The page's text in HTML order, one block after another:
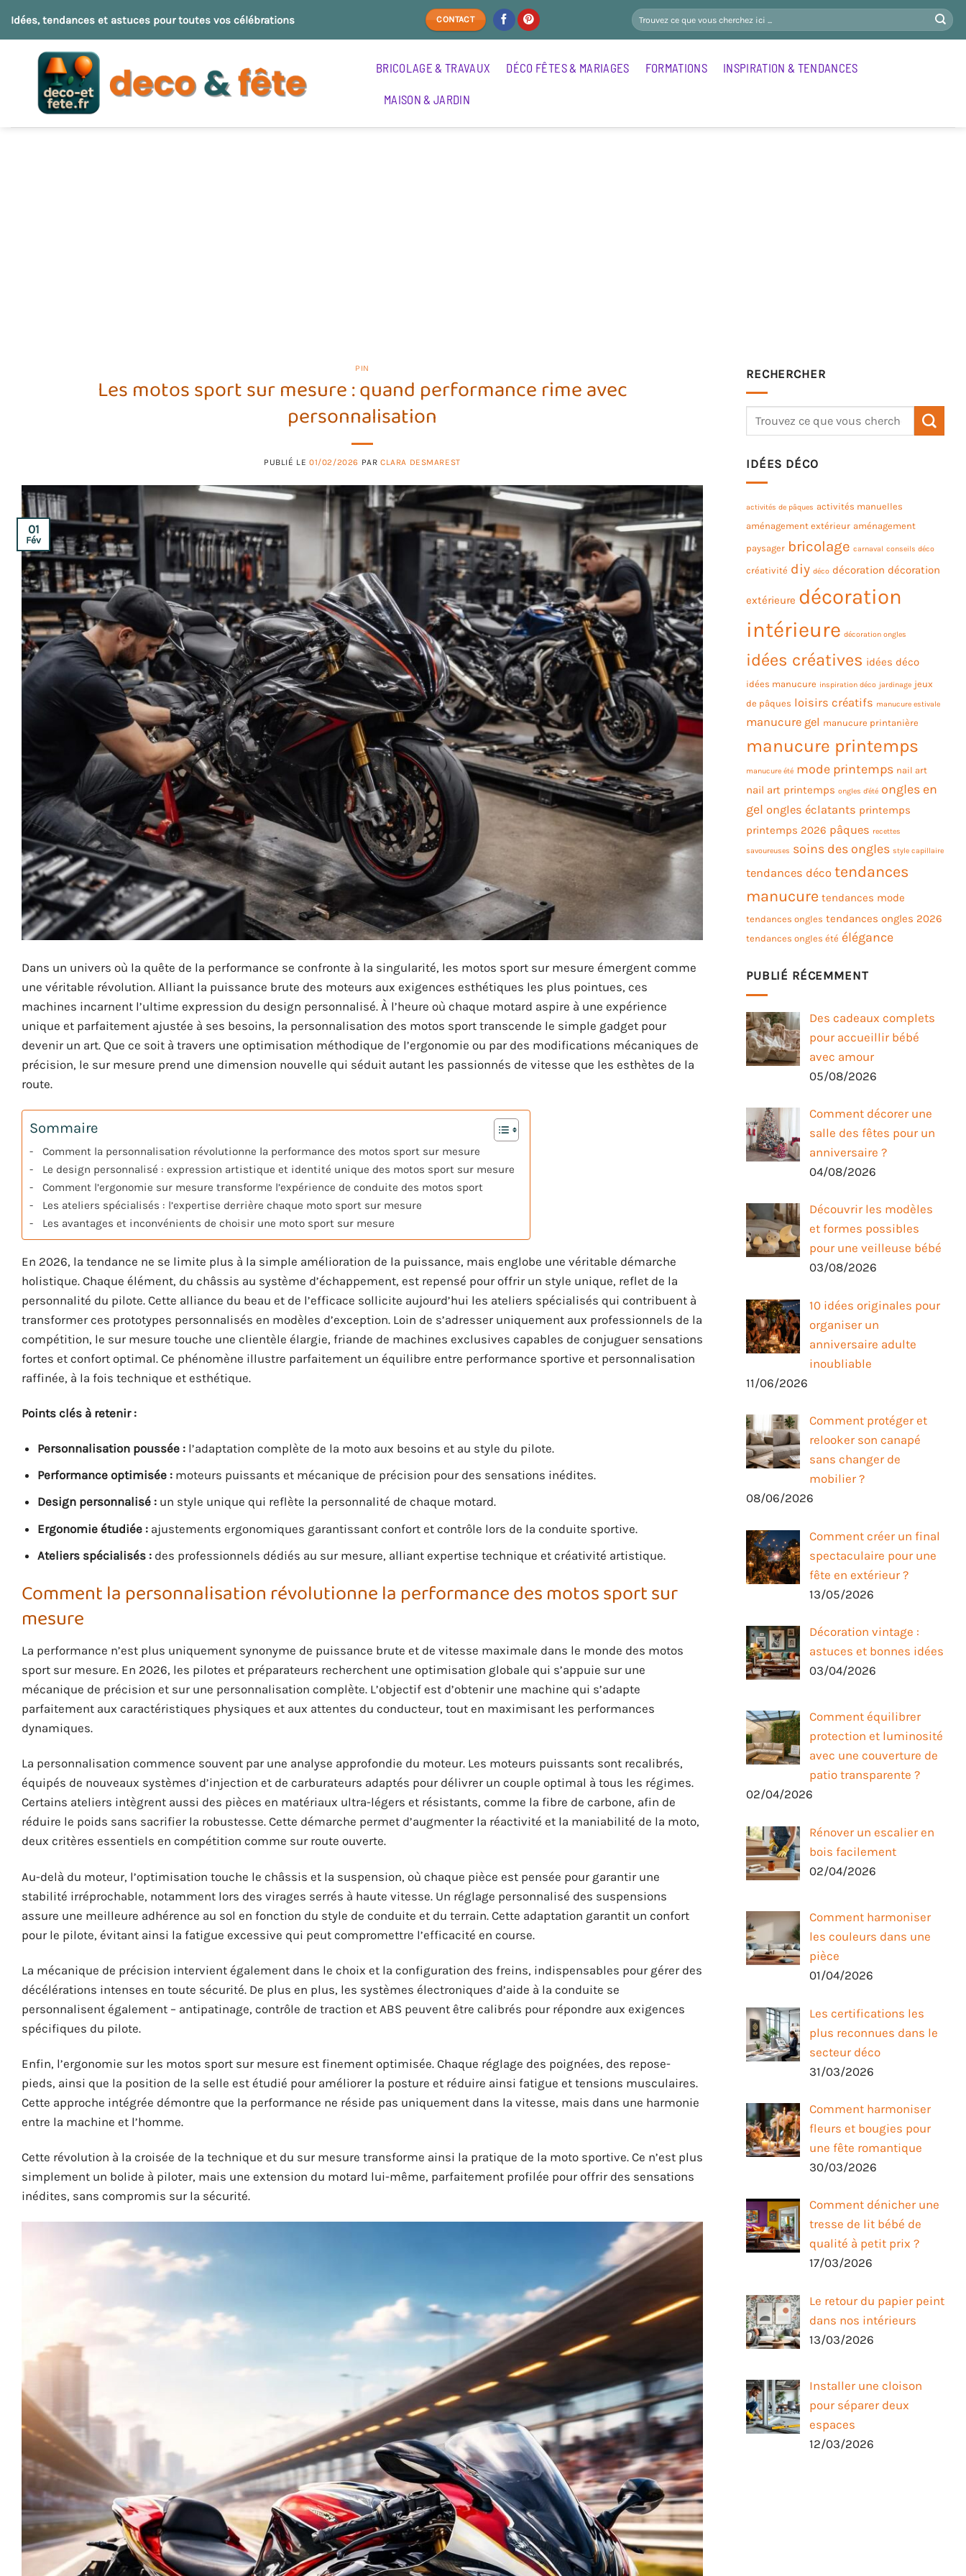
au
Idées, tendances et astuces pour toutes vos célébrations CONTACT
BRICOLAGE & TRAVAUX DÉCO FÊTES & MARIAGES FORMATIONS INSPIRATION & TENDANCES
MAISON & JARDIN
PIN
Les motos sport sur mesure : quand performance rime avec
personnalisation
PUBLIÉ LE01/02/2026 PAR CLARA DESMAREST
01
Fév
Dans un univers où la quête de la performance se confronte à la singularité, les motos sport sur mesure émergent comme
une véritable révolution. Alliant la puissance brute des moteurs aux exigences esthétiques les plus pointues, ces
machines incarnent l’ultime expression du design personnalisé. À l’heure où chaque motard aspire à une expérience
unique et parfaitement ajustée à ses besoins, la personnalisation des motos sport transcende le simple gadget pour
devenir un art. Que ce soit à travers une optimisation méthodique de l’ergonomie ou par des modifications mécaniques de
précision, le sur mesure prend une dimension nouvelle qui séduit autant les passionnés de vitesse que les esthètes de la
route.
Sommaire
Comment la personnalisation révolutionne la performance des motos sport sur mesure
Le design personnalisé : expression artistique et identité unique des motos sport sur mesure
Comment l’ergonomie sur mesure transforme l’expérience de conduite des motos sport
Les ateliers spécialisés : l’expertise derrière chaque moto sport sur mesure
Les avantages et inconvénients de choisir une moto sport sur mesure
En 2026, la tendance ne se limite plus à la simple amélioration de la puissance, mais englobe une véritable démarche
holistique. Chaque élément, du châssis au système d’échappement, est repensé pour offrir un style unique, reflet de la
personnalité du pilote. Cette alliance du beau et de l’efficace sollicite aujourd’hui les ateliers spécialisés qui contribuent à
transformer ces prototypes personnalisés en modèles d’exception. Loin de s’adresser uniquement aux professionnels de la
compétition, le sur mesure touche une clientèle élargie, friande de machines exclusives capables de conjuguer sensations
fortes et confort optimal. Ce phénomène illustre parfaitement un équilibre entre performance sportive et personnalisation
raffinée, à la fois technique et esthétique.
Points clés à retenir :
Personnalisation poussée : l’adaptation complète de la moto aux besoins et au style du pilote.
Performance optimisée : moteurs puissants et mécanique de précision pour des sensations inédites.
Design personnalisé : un style unique qui reflète la personnalité de chaque motard.
Ergonomie étudiée : ajustements ergonomiques garantissant confort et contrôle lors de la conduite sportive.
Ateliers spécialisés : des professionnels dédiés au sur mesure, alliant expertise technique et créativité artistique.
Comment la personnalisation révolutionne la performance des motos sport sur
mesure
La performance n’est plus uniquement synonyme de puissance brute et de vitesse maximale dans le monde des motos
sport sur mesure. En 2026, les pilotes et préparateurs recherchent une optimisation globale qui s’appuie sur une
mécanique de précision et sur une personnalisation complète. L’objectif est d’obtenir une machine qui s’adapte
parfaitement aux caractéristiques physiques et aux attentes du conducteur, tout en maximisant les performances
dynamiques.
La personnalisation commence souvent par une analyse approfondie du moteur. Les moteurs puissants sont recalibrés,
équipés de nouveaux systèmes d’injection et de carburateurs adaptés pour délivrer un couple optimal à tous les régimes.
Certains ateliers intègrent aussi des pièces en matériaux ultra-légers et résistants, comme la fibre de carbone, afin de
réduire le poids sans sacrifier la robustesse. Cette démarche permet d’augmenter la réactivité et la maniabilité de la moto,
deux critères essentiels en compétition comme sur route ouverte.
Au-delà du moteur, l’optimisation touche le châssis et la suspension, où chaque pièce est pensée pour garantir une
stabilité irréprochable, notamment lors des virages serrés à haute vitesse. Un réglage personnalisé des suspensions
assure une meilleure adhérence au sol en fonction du style de conduite et du terrain. Cette adaptation garantit un confort
pour le pilote, évitant ainsi la fatigue excessive qui peut compromettre l’efficacité en course.
La mécanique de précision intervient également dans le choix et la configuration des freins, indispensables pour gérer des
décélérations intenses en toute sécurité. De plus en plus, les systèmes électroniques d’aide à la conduite se
personnalisent également – antipatinage, contrôle de traction et ABS peuvent être calibrés pour répondre aux exigences
spécifiques du pilote.
Enfin, l’ergonomie sur les motos sport sur mesure est finement optimisée. Chaque réglage des poignées, des repose-
pieds, ainsi que la position de la selle est étudié pour améliorer la posture et réduire ainsi fatigue et tensions musculaires.
Cette approche intégrée démontre que la performance ne réside pas uniquement dans la vitesse, mais dans une harmonie
entre la machine et l’homme.
Cette révolution à la croisée de la technique et du sur mesure transforme ainsi la pratique de la moto sportive. Ce n’est plus
simplement un bolide à piloter, mais une extension du motard lui-même, parfaitement profilée pour offrir des sensations
inédites, sans compromis sur la sécurité.
RECHERCHER
IDÉES DÉCO
activités de pâques activités manuelles
aménagement extérieur aménagement
paysager bricolage carnaval conseils déco
créativité diy déco décoration décoration
extérieure décoration
intérieure décoration ongles
idées créatives idées déco
idées manucure inspiration déco jardinage jeux
de pâques loisirs créatifs manucure estivale
manucure gel manucure printanière
manucure printemps
manucure été mode printemps nail art
nail art printemps ongles d'été ongles en
gel ongles éclatants printemps
printemps 2026 pâques recettes
savoureuses soins des ongles style capillaire
tendances déco tendances
manucure tendances mode
tendances ongles tendances ongles 2026
tendances ongles été élégance
PUBLIÉ RÉCEMMENT
Des cadeaux complets
pour accueillir bébé
avec amour
05/08/2026
Comment décorer une
salle des fêtes pour un
anniversaire ?
04/08/2026
Découvrir les modèles
et formes possibles
pour une veilleuse bébé
03/08/2026
10 idées originales pour
organiser un
anniversaire adulte
inoubliable
11/06/2026
Comment protéger et
relooker son canapé
sans changer de
mobilier ?
08/06/2026
Comment créer un final
spectaculaire pour une
fête en extérieur ?
13/05/2026
Décoration vintage :
astuces et bonnes idées
03/04/2026
Comment équilibrer
protection et luminosité
avec une couverture de
patio transparente ?
02/04/2026
Rénover un escalier en
bois facilement
02/04/2026
Comment harmoniser
les couleurs dans une
pièce
01/04/2026
Les certifications les
plus reconnues dans le
secteur déco
31/03/2026
Comment harmoniser
fleurs et bougies pour
une fête romantique
30/03/2026
Comment dénicher une
tresse de lit bébé de
qualité à petit prix ?
17/03/2026
Le retour du papier peint
dans nos intérieurs
13/03/2026
Installer une cloison
pour séparer deux
espaces
12/03/2026